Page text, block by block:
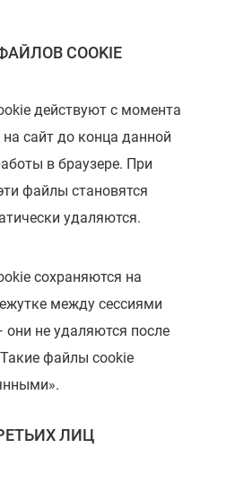
COOKIE
действуют с момента
сайт до конца данной
в браузере. При
файлы становятся
удаляются.
сохраняются на
между сессиями
не удаляются после
файлы cookie
ЛИЦ